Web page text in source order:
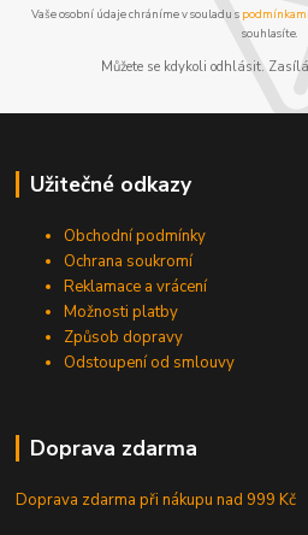
Vaše osobní údaje chráníme v souladu s
souhlasíte.
Můžete se kdykoli odhlásit.
Užitečné odkazy
Obchodní podmínky
Ochrana soukromí
Reklamace a vrácení
Možnosti platby
Způsob dopravy
Odstoupení od smlouvy
Doprava zdarma
Doprava zdarma při nákupunad 999 Kč